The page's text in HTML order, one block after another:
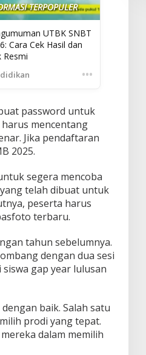
TERPOPULER
UTBK SNBT
Cara Cek Hasil dan
Resmi
•••
password untuk
mencentang
Jika pendaftaran
2025.
segera mencoba
telah dibuat untuk
peserta harus
terbaru.
tahun sebelumnya.
dengan dua sesi
gap year lulusan
baik. Salah satu
prodi yang tepat.
dalam memilih